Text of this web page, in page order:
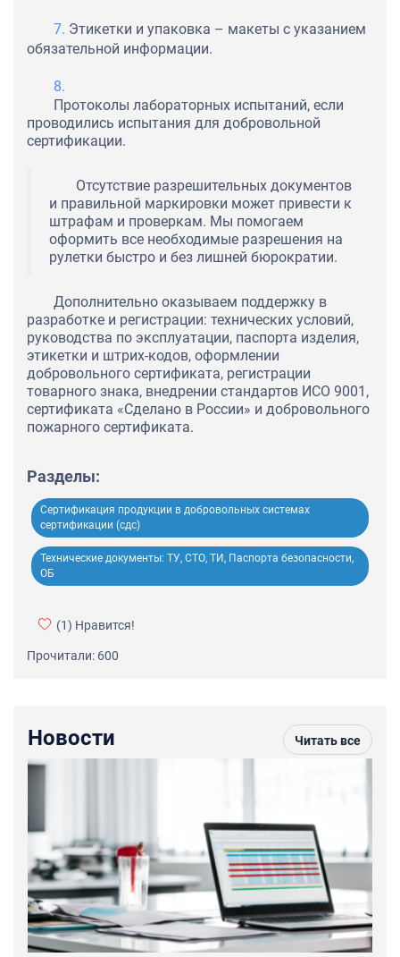
Этикетки и упаковка – макеты с указанием
обязательной информации.
Протоколы лабораторных испытаний, если
проводились испытания для добровольной
сертификации.
Отсутствие разрешительных документов
и правильной маркировки может привести к
штрафам и проверкам. Мы помогаем
оформить все необходимые разрешения на
рулетки быстро и без лишней бюрократии.
Дополнительно оказываем поддержку в
разработке и регистрации: технических условий,
руководства по эксплуатации, паспорта изделия,
этикетки и штрих-кодов, оформлении
добровольного сертификата, регистрации
товарного знака, внедрении стандартов ИСО 9001,
сертификата «Сделано в России» и добровольного
пожарного сертификата.
Разделы:
Сертификация продукции в добровольных системах
сертификации (сдс)
Технические документы: ТУ, СТО, ТИ, Паспорта безопасности,
ОБ
(1) Нравится!
Прочитали: 600
Новости Читать все